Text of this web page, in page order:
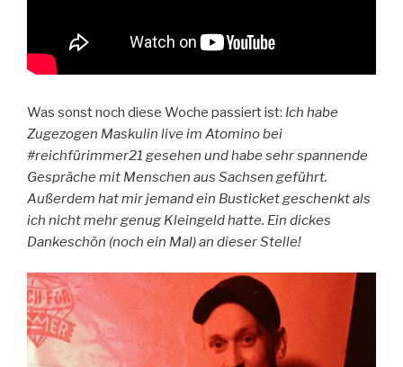
Was sonst noch diese Woche passiert ist: Ich habe
Zugezogen Maskulin live im Atomino bei
#reichfürimmer21 gesehen und habe sehr spannende
Gespräche mit Menschen aus Sachsen geführt.
Außerdem hat mir jemand ein Busticket geschenkt als
ich nicht mehr genug Kleingeld hatte. Ein dickes
Dankeschön (noch ein Mal) an dieser Stelle!